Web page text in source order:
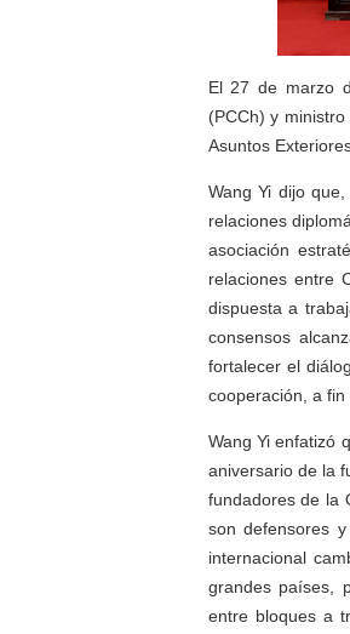
El 27 de marzo
(PCCh) y
Asuntos
Wang Yi dijo
relaciones
asociación
relaciones entre
dispuesta a
consensos
fortalecer el
cooperación, a
Wang Yi enfatizó
aniversario de la
fundadores de la
son defensores
internacional
grandes países,
entre bloques a